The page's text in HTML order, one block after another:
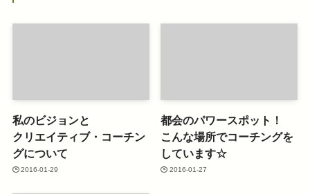
私のビジョンと
クリエイティブ・コーチン
グについて
2016-01-29
都会のパワースポット！
こんな場所でコーチングを
しています☆
2016-01-27